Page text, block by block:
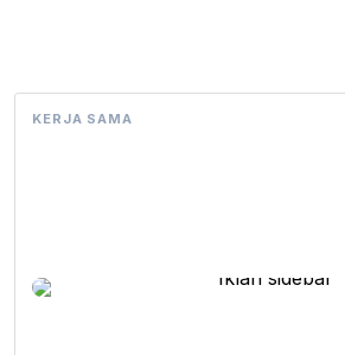
KERJA SAMA